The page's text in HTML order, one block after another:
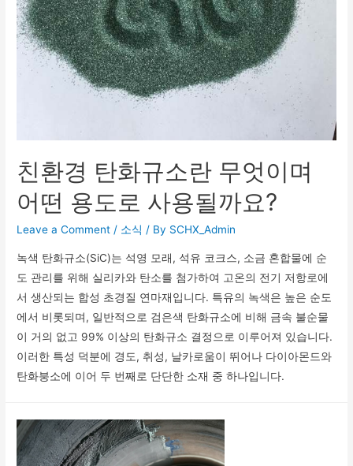
친환경 탄화규소란 무엇이며
어떤 용도로 사용될까요?
Leave a Comment / 소식 / By SCHX_Admin
녹색 탄화규소(SiC)는 석영 모래, 석유 코크스, 소금 혼합물에 순
도 관리를 위해 실리카와 탄소를 첨가하여 고온의 전기 저항로에
서 생산되는 합성 초경질 연마재입니다. 특유의 녹색은 높은 순도
에서 비롯되며, 일반적으로 검은색 탄화규소에 비해 금속 불순물
이 거의 없고 99% 이상의 탄화규소 결정으로 이루어져 있습니다.
이러한 특성 덕분에 경도, 취성, 날카로움이 뛰어나 다이아몬드와
탄화붕소에 이어 두 번째로 단단한 소재 중 하나입니다.